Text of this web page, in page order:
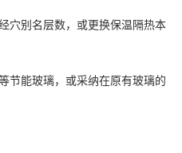
穴别名层数，或更换保温隔热本
节能玻璃，或采纳在原有玻璃的